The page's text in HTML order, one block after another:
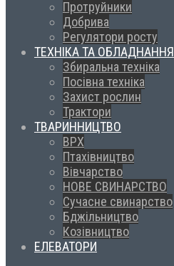
Протруйники
Добрива
Регулятори росту
ТЕХНІКА ТА ОБЛАДНАННЯ
Збиральна техніка
Посівна техніка
Захист рослин
Трактори
ТВАРИННИЦТВО
ВРХ
Птахівництво
Вівчарство
НОВЕ СВИНАРСТВО
Сучасне свинарство
Бджільництво
Козівництво
ЕЛЕВАТОРИ